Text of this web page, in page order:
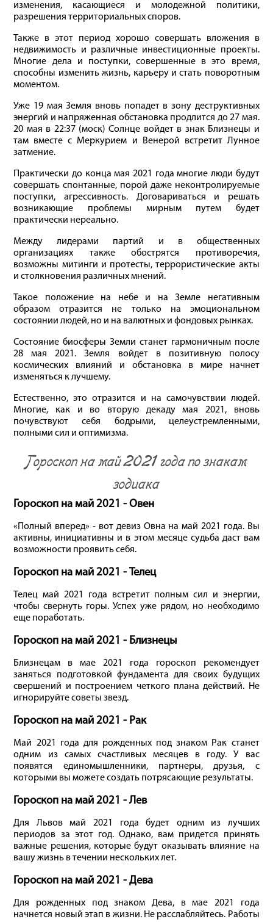
изменения, касающиеся и молодежной политики,
разрешения территориальных споров.
Также в этот период хорошо совершать вложения в
недвижимость и различные инвестиционные проекты.
Многие дела и поступки, совершенные в это время,
способны изменить жизнь, карьеру и стать поворотным
моментом.
Уже 19 мая Земля вновь попадет в зону деструктивных
энергий и напряженная обстановка продлится до 27 мая.
20 мая в 22:37 (моск) Солнце войдет в знак Близнецы и
там вместе с Меркурием и Венерой встретит Лунное
затмение.
Практически до конца мая 2021 года многие люди будут
совершать спонтанные, порой даже неконтролируемые
поступки, агрессивность. Договариваться и решать
возникающие проблемы мирным путем будет
практически нереально.
Между лидерами партий и в общественных
организациях также обострятся противоречия,
возможны митинги и протесты, террористические акты
и столкновения различных мнений.
Такое положение на небе и на Земле негативным
образом отразится не только на эмоциональном
состоянии людей, но и на валют­ных и фондовых рынках.
Состояние биосферы Земли станет гармоничным после
28 мая 2021. Земля войдет в позитивную полосу
космических влия­ний и обстановка в мире начнет
изменяться к лучшему.
Естественно, это отразится и на самочувствии людей.
Многие, как и во вторую декаду мая 2021, вновь
почувствуют себя бодрыми, целеустремленными,
полными сил и оптимизма.
Гороскоп на май 2021 года по знакам
зодиака
Гороскоп на май 2021 - Овен
«Полный вперед» - вот девиз Овна на май 2021 года. Вы
активны, инициативны и в этом месяце судьба даст вам
возможности проявить себя.
Гороскоп на май 2021 - Телец
Телец май 2021 года встретит полным сил и энергии,
чтобы свернуть горы. Успех уже рядом, но необходимо
еще поработать.
Гороскоп на май 2021 - Близнецы
Близнецам в мае 2021 года гороскоп рекомендует
заняться подготовкой фундамента для своих будущих
свершений и построением четкого плана действий. Не
игнорируйте советы звезд.
Гороскоп на май 2021 - Рак
Май 2021 года для рожденных под знаком Рак станет
одним из самых счастливых месяцев в году. У вас
появятся единомышленники, партнеры, друзья, с
которыми вы можете создать потрясающие результаты.
Гороскоп на май 2021 - Лев
Для Львов май 2021 года будет одним из лучших
периодов за этот год. Однако, вам придется принять
важные решения, которые будут оказывать влияние на
вашу жизнь в течении нескольких лет.
Гороскоп на май 2021 - Дева
Для рожденных под знаком Дева, в мае 2021 года
начнется новый этап в жизни. Не расслабляйтесь. Работы